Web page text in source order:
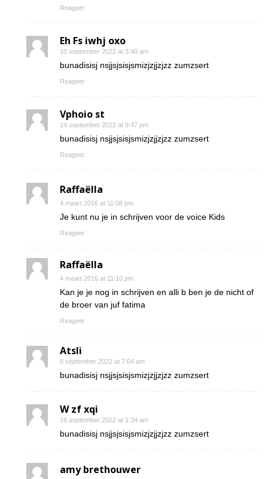
Reageer
Eh Fs iwhj oxo
10 september 2022 at 3:40 am
bunadisisj nsjjsjsisjsmizjzjjzjzz zumzsert
Reageer
Vphoio st
14 september 2022 at 9:47 pm
bunadisisj nsjjsjsisjsmizjzjjzjzz zumzsert
Reageer
Raffaëlla
4 maart 2016 at 11:08 pm
Je kunt nu je in schrijven voor de voice Kids
Reageer
Raffaëlla
4 maart 2016 at 11:10 pm
Kan je je nog in schrijven en alli b ben je de nicht of
de broer van juf fatima
Reageer
Atsli
8 september 2022 at 7:04 am
bunadisisj nsjjsjsisjsmizjzjjzjzz zumzsert
W zf xqi
16 september 2022 at 1:34 am
bunadisisj nsjjsjsisjsmizjzjjzjzz zumzsert
amy brethouwer